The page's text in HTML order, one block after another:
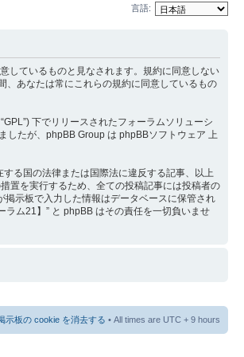
言語:
しているものと見なされます。規約に同意しない
、あなたは常にこれらの規約に同意しているもの
下でリリースされたフォーラムソリューシ
したが、phpBB Group は phpBBソフトウェア 上
る国の法律または国際法に違反する記事、以上
置を実行するため、全ての投稿記事には投稿者の
掲示板で入力した情報はデータベースに保管され
ム21】” と phpBB はその責任を一切負いませ
示板の cookie を消去する • All times are UTC + 9 hours